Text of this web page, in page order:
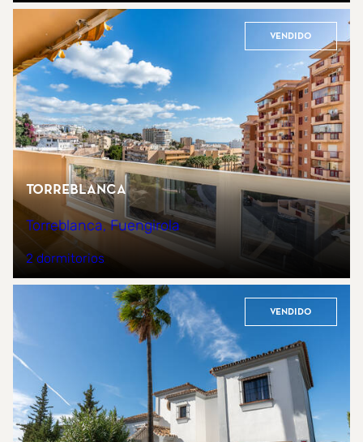
Vendido
Torreblanca
Torreblanca, Fuengirola
2 dormitorios
Vendido